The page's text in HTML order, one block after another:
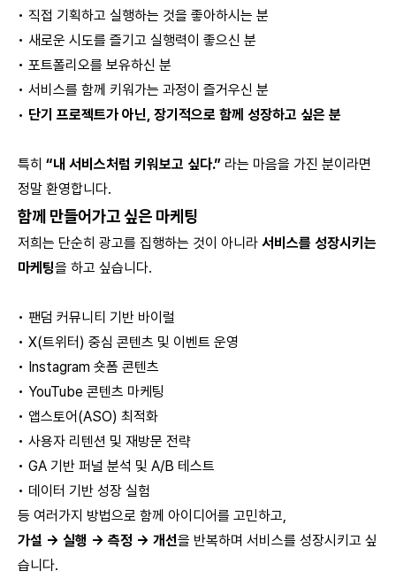
• 직접 기획하고 실행하는 것을 좋아하시는 분
• 새로운 시도를 즐기고 실행력이 좋으신 분
• 포트폴리오를 보유하신 분
• 서비스를 함께 키워가는 과정이 즐거우신 분
• 단기 프로젝트가 아닌, 장기적으로 함께 성장하고 싶은 분
특히 “내 서비스처럼 키워보고 싶다.” 라는 마음을 가진 분이라면
정말 환영합니다.
함께 만들어가고 싶은 마케팅
저희는 단순히 광고를 집행하는 것이 아니라 서비스를 성장시키는
마케팅을 하고 싶습니다.
• 팬덤 커뮤니티 기반 바이럴
• X(트위터) 중심 콘텐츠 및 이벤트 운영
• Instagram 숏폼 콘텐츠
• YouTube 콘텐츠 마케팅
• 앱스토어(ASO) 최적화
• 사용자 리텐션 및 재방문 전략
• GA 기반 퍼널 분석 및 A/B 테스트
• 데이터 기반 성장 실험
등 여러가지 방법으로 함께 아이디어를 고민하고,
가설 → 실행 → 측정 → 개선을 반복하며 서비스를 성장시키고 싶
습니다.